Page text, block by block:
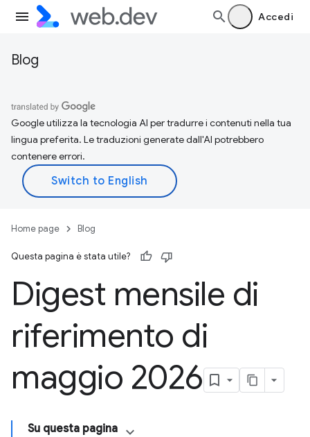
Accedi
Blog
Google utilizza la tecnologia AI per tradurre i contenuti nella tua
lingua preferita. Le traduzioni generate dall'AI potrebbero
contenere errori.
Home page Blog
Questa pagina è stata utile?
Digest mensile di
riferimento di
maggio 2026
Su questa pagina